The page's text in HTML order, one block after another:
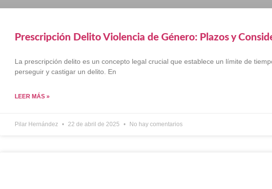
Prescripción Delito Violencia de Género: Plazos y
La prescripción delito es un concepto legal crucial que establece un límite de
perseguir y castigar un delito. En
LEER MÁS »
Pilar Hernández 22 de abril de 2025 No hay comentarios